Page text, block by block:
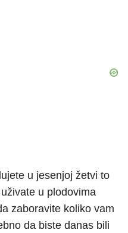
u jesenjoj žetvi to
u plodovima
zaboravite koliko vam
da biste danas bili